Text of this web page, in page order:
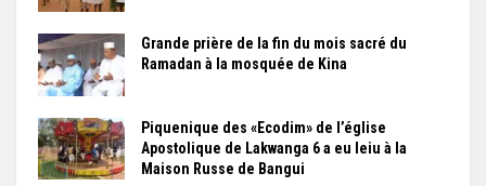
Grande prière de la fin du mois sacré du
Ramadan à la mosquée de Kina
Piquenique des «Ecodim» de l’église
Apostolique de Lakwanga 6 a eu leiu à la
Maison Russe de Bangui